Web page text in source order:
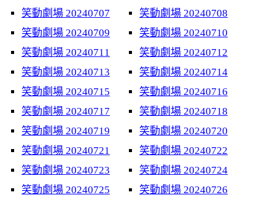
笑動劇場 20240707
笑動劇場 20240708
笑動劇場 20240709
笑動劇場 20240710
笑動劇場 20240711
笑動劇場 20240712
笑動劇場 20240713
笑動劇場 20240714
笑動劇場 20240715
笑動劇場 20240716
笑動劇場 20240717
笑動劇場 20240718
笑動劇場 20240719
笑動劇場 20240720
笑動劇場 20240721
笑動劇場 20240722
笑動劇場 20240723
笑動劇場 20240724
笑動劇場 20240725
笑動劇場 20240726